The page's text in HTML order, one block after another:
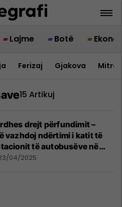
Lajme Botë
Ferizaj Gjakova
15 Artikuj
drejt përfundimit –
vazhdoj ndërtimi i katit të
të autobusëve në
04/2025